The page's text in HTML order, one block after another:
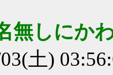
無しにか
土)